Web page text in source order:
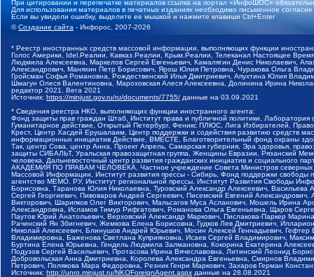
При цитировании и перепечатке материалов ссылка на портал «ИнфоШОС»
Для использования материалов в печатных изданиях необходимо письменное
Если вы увидели ошибку, выделите ее мышкой и нажмите клавиши Ctrl+Enter
©Создание сайта - Инфорос, 2007-2026
* Реестр иностранных средств массовой информации, выполняющих функции
Голос Америки, Idel.Реалии, Кавказ.Реалии, Крым.Реалии, Телеканал Настоящее
Людмила Алексеевна, Маркелов Сергей Евгеньевич, Камалягин Денис Николаевич,
Александрович, Маняхин Петр Борисович, Ярош Юлия Петровна, Чуракова Ольга
Гройсман Софья Романовна, Рождественский Илья Дмитриевич, Апухтина Юлия
Шмагун Олеся Валентиновна, Мароховская Алеся Алексеевна, Долинина Ирина
редактор 2021, Вега 2021
Источник: https://minjust.gov.ru/ru/documents/7755/ данные на 03.09.2021
* Сведения реестра НКО, выполняющих функции иностранного агента:
Фонд защиты прав граждан Штаб, Институт права и публичной политики,
Гуманитарное действие, Открытый Петербург, Феникс ПЛЮС, Лига Избирателей,
Крест, Центр Хасдей Ерушалаим, Центр поддержки и содействия развитию средств
информационных инициатив Действие, ВМЕСТЕ, Благотворительный фонд охраны
Так, центр Сова, центр Анна, Проект Апрель, Самарская губерния, Эра здоровья,
защиты СИБАЛЬТ, Уральская правозащитная группа, Женщины Евразии, Рязанский
человека, Дальневосточный центр развития гражданских инициатив и социального
АКАДЕМИЯ ПО ПРАВАМ ЧЕЛОВЕКА, Частное учреждение Совета Министров северных
Массовой Информации, Институт развития прессы - Сибирь, Фонд поддержки
агентство МЕМО. РУ, Институт региональной прессы, Институт Развития Свободы
Борисовна, Таранова Юлия Николаевна, Туровский Александр Алексеевич,
Сергей Георгиевич, Пивоваров Андрей Сергеевич, Писемский Евгений
Викторович, Шарипков Олег Викторович, Мальсагов Муса Асланович, Мошель Ирина
Александровна, Исламов Тимур Рифгатович, Романова Ольга Евгеньевна, Щаров
Паутов Юрий Анатольевич, Верховский Александр Маркович, Пислакова-Паркер
Рачинский Ян Збигневич, Жемкова Елена Борисовна, Гудков Лев Дмитриевич,
Николай Алексеевич, Блинушов Андрей Юрьевич, Мосин Алексей Геннадьевич,
Владимировна, Баженова Светлана Куприяновна, Исаев Сергей Владимирович,
Буртина Елена Юрьевна, Гендель Людмила Залмановна, Кокорина Екатерина
Подузов Сергей Васильевич, Протасова Ирина Вячеславовна, Литинский Леонид
Добровольская Анна Дмитриевна, Королева Александра Евгеньевна, Смирнов
Петрович, Полякова Мара Федоровна, Резник Генри Маркович, Захаров Герман
Источник: http://unro.minjust.ru/NKOForeignAgent.aspx данные на 28.08.2021